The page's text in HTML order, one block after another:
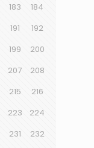
183
184
191
192
199
200
207
208
215
216
223
224
231
232